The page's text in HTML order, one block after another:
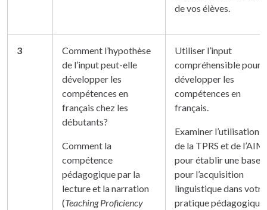
de vos élèves.
3
Comment l’hypothèse
de l’input peut-elle
développer les
compétences en
français chez les
débutants?
Comment la
compétence
pédagogique par la
lecture et la narration
(Teaching Proficiency
Utiliser l’input
compréhensible pour
développer les
compétences en
français.
Examiner l’utilisation
de la TPRS et de l’AIM
pour établir une base
pour l’acquisition
linguistique dans votre
pratique pédagogique.